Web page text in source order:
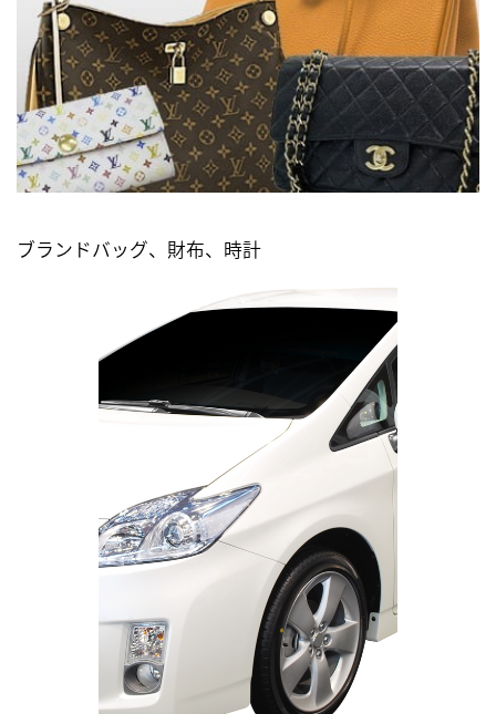
ブランドバッグ、財布、時計